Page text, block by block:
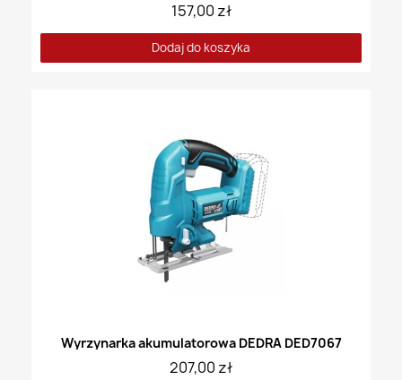
157,00 zł
Dodaj do koszyka
Wyrzynarka akumulatorowa DEDRA DED7067
207,00 zł